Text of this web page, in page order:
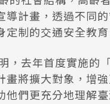
導計畫，透過不同
定制的交通安全教
，去年首度實施的
畫將擴大對象，增
他們更充分地理解